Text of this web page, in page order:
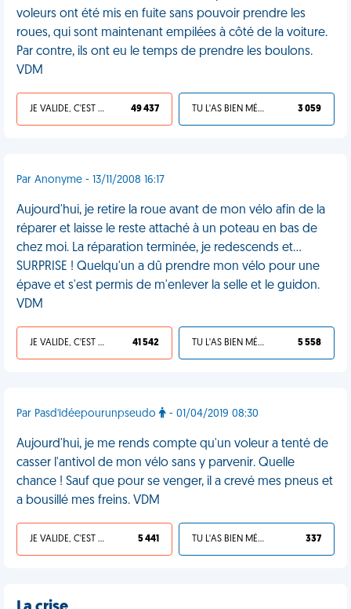
voleurs ont été mis en fuite sans pouvoir prendre les
roues, qui sont maintenant empilées à côté de la voiture.
Par contre, ils ont eu le temps de prendre les boulons.
VDM
JE VALIDE, C'EST UNE VDM 49 437 TU L'AS BIEN MÉRITÉ 3 059
Par Anonyme - 13/11/2008 16:17
Aujourd'hui, je retire la roue avant de mon vélo afin de la
réparer et laisse le reste attaché à un poteau en bas de
chez moi. La réparation terminée, je redescends et...
SURPRISE ! Quelqu'un a dû prendre mon vélo pour une
épave et s'est permis de m'enlever la selle et le guidon.
VDM
JE VALIDE, C'EST UNE VDM 41 542 TU L'AS BIEN MÉRITÉ 5 558
Par Pasd'idéepourunpseudo - 01/04/2019 08:30
Aujourd'hui, je me rends compte qu'un voleur a tenté de
casser l'antivol de mon vélo sans y parvenir. Quelle
chance ! Sauf que pour se venger, il a crevé mes pneus et
a bousillé mes freins. VDM
JE VALIDE, C'EST UNE VDM 5 441 TU L'AS BIEN MÉRITÉ 337